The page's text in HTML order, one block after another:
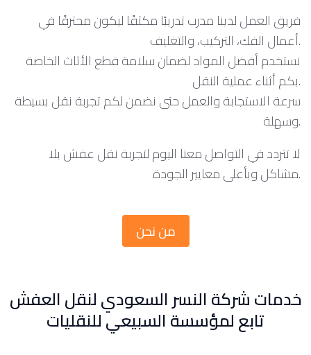
أعمال الفك، التركيب، والتغليف.
نستخدم أفضل المواد لضمان سلامة قطع الأثاث الخاصة
بكم أثناء عملية النقل.
سرعة الاستجابة والعمل حتى نضمن لكم تجربة نقل بسيطة
وسهلة.
لا تتردد في التواصل معنا اليوم لتجربة نقل عفش بلا
مشاكل وبأعلى معايير الجودة.
من نحن
خدمات شركة النسر السعودي لنقل العفش
تابع لمؤسسة السبيعي للنقليات